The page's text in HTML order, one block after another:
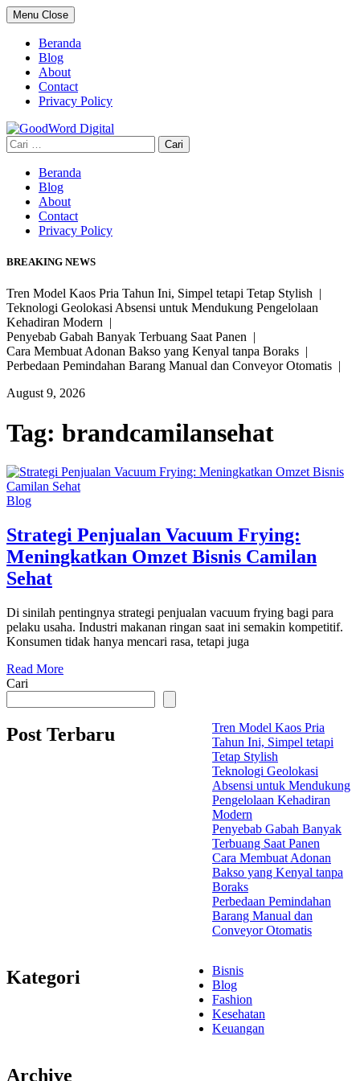
Skip
to
content
Menu Close
Beranda
Blog
About
Contact
Privacy Policy
Cari
untuk:
Beranda
Blog
About
Contact
Privacy Policy
BREAKING NEWS
Tren Model Kaos Pria Tahun Ini, Simpel tetapi Tetap Stylish |
Teknologi Geolokasi Absensi untuk Mendukung Pengelolaan
Kehadiran Modern |
Penyebab Gabah Banyak Terbuang Saat Panen |
Cara Membuat Adonan Bakso yang Kenyal tanpa Boraks |
Perbedaan Pemindahan Barang Manual dan Conveyor Otomatis |
August 9, 2026
Tag: brandcamilansehat
Blog
Strategi Penjualan Vacuum Frying:
Meningkatkan Omzet Bisnis Camilan
Sehat
Di sinilah pentingnya strategi penjualan vacuum frying bagi para
pelaku usaha. Industri makanan ringan saat ini semakin kompetitif.
Konsumen tidak hanya mencari rasa, tetapi juga
Read More
Cari
Post Terbaru
Tren Model Kaos Pria
Tahun Ini, Simpel tetapi
Tetap Stylish
Teknologi Geolokasi
Absensi untuk Mendukung
Pengelolaan Kehadiran
Modern
Penyebab Gabah Banyak
Terbuang Saat Panen
Cara Membuat Adonan
Bakso yang Kenyal tanpa
Boraks
Perbedaan Pemindahan
Barang Manual dan
Conveyor Otomatis
Kategori
Bisnis
Blog
Fashion
Kesehatan
Keuangan
Archive